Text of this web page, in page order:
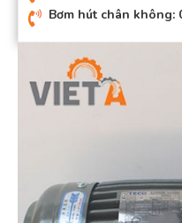
Bơm hút chân không: